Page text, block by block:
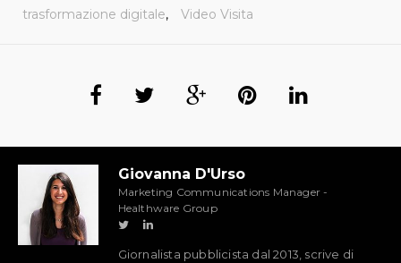
trasformazione digitale, Video Visita
Giovanna D'Urso
Marketing Communications Manager -
Healthware Group
Giornalista pubblicista dal 2013, scrive di